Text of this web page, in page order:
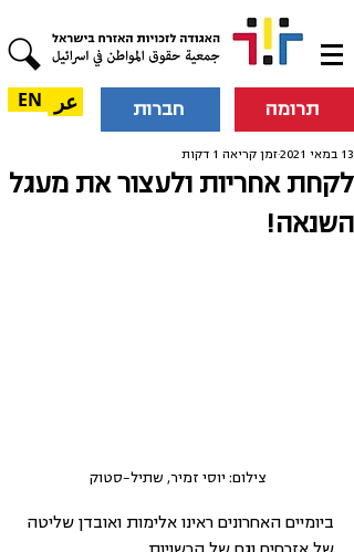
תרומה חברות عر EN
לקחת אחריות ולעצור את מעגל
השנאה!
13 במאי 2021 זמן קריאה 1 דקות
צילום: יוסי זמיר, שתיל-סטוק
ביומיים האחרונים ראינו אלימות ואובדן שליטה
של אזרחים וגם של הרשויות.